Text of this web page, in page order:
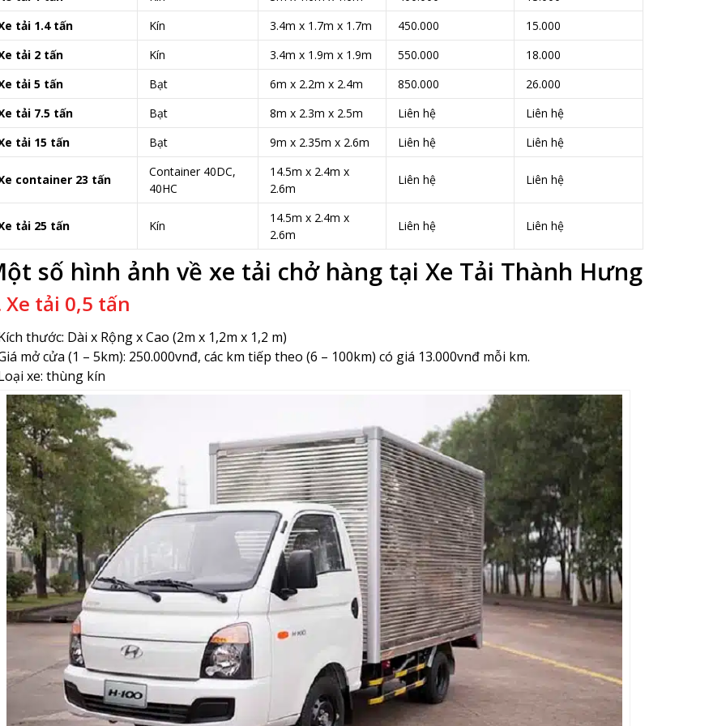
tải 1.4 tấn
Kín 3.4m x 1.7m x 1.7m 450.000
15.000
tải 2 tấn
Kín 3.4m x 1.9m x 1.9m 550.000
18.000
tải 5 tấn
Bạt 6m x 2.2m x 2.4m 850.000
26.000
tải 7.5 tấn
Bạt 8m x 2.3m x 2.5m Liên hệ
Liên hệ
tải 15 tấn
Bạt 9m x 2.35m x 2.6m Liên hệ Liên hệ
container 23 tấn
Container 40DC,
40HC
14.5m x 2.4m x
2.6m
Liên hệ Liên hệ
tải 25 tấn Kín
14.5m x 2.4m x
2.6m
Liên hệ Liên hệ
số hình ảnh về xe tải chở hàng tại Xe Tải Thành Hưng
Xe tải 0,5 tấn
thước: Dài x Rộng x Cao (2m x 1,2m x 1,2 m)
mở cửa (1 – 5km): 250.000vnđ, các km tiếp theo (6 – 100km) có giá 13.000vnđ mỗi km.
xe: thùng kín